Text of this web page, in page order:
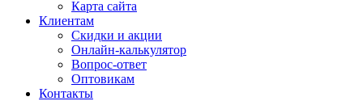
Карта сайта
Клиентам
Скидки и акции
Онлайн-калькулятор
Вопрос-ответ
Оптовикам
Контакты